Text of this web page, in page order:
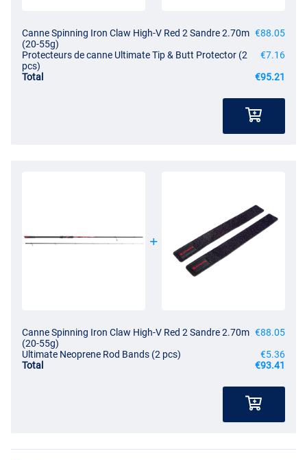
Canne Spinning Iron Claw High‑V Red 2 Sandre 2.70m
(20-55g)
€88.05
Protecteurs de canne Ultimate Tip & Butt Protector (2
pcs)
€7.16
Total
€95.21
Canne Spinning Iron Claw High‑V Red 2 Sandre 2.70m
(20-55g)
€88.05
Ultimate Neoprene Rod Bands (2 pcs)
€5.36
Total
€93.41